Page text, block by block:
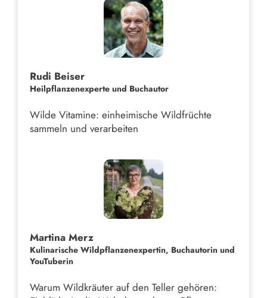
Rudi Beiser
Heilpflanzenexperte und Buchautor
Wilde Vitamine: einheimische Wildfrüchte
sammeln und verarbeiten
Martina Merz
Kulinarische Wildpflanzenexpertin, Buchautorin und
YouTuberin
Warum Wildkräuter auf den Teller gehören: